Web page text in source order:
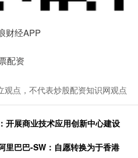
财经APP
配资
观点，不代表炒股配资知识网观点
开展商业技术应用创新中心建设
里巴巴-SW：自愿转换为于香港